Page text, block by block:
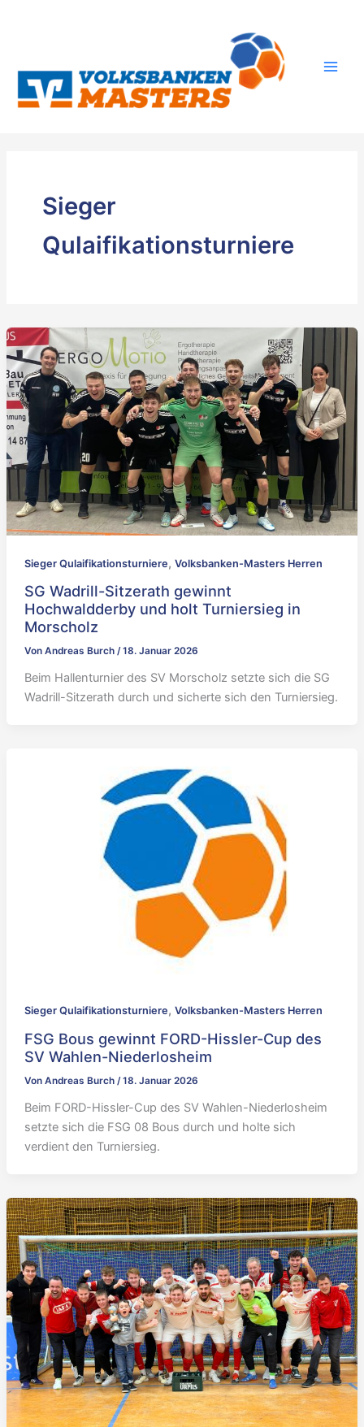
Sieger
Qulaifikationsturniere
Sieger Qulaifikationsturniere, Volksbanken-Masters Herren
SG Wadrill-Sitzerath gewinnt
Hochwaldderby und holt Turniersieg in
Morscholz
Von Andreas Burch /18. Januar 2026
Beim Hallenturnier des SV Morscholz setzte sich die SG
Wadrill-Sitzerath durch und sicherte sich den Turniersieg.
Sieger Qulaifikationsturniere, Volksbanken-Masters Herren
FSG Bous gewinnt FORD-Hissler-Cup des
SV Wahlen-Niederlosheim
Von Andreas Burch /18. Januar 2026
Beim FORD-Hissler-Cup des SV Wahlen-Niederlosheim
setzte sich die FSG 08 Bous durch und holte sich
verdient den Turniersieg.